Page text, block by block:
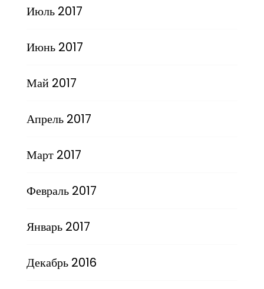
Июль 2017
Июнь 2017
Май 2017
Апрель 2017
Март 2017
Февраль 2017
Январь 2017
Декабрь 2016